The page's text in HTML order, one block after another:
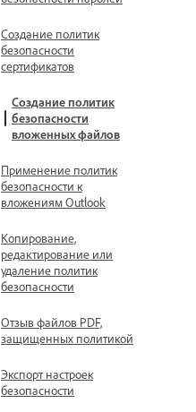
Создание политик
безопасности
сертификатов
Создание политик
безопасности
вложенных файлов
Применение политик
безопасности к
вложениям Outlook
Копирование,
редактирование или
удаление политик
безопасности
Отзыв файлов PDF,
защищенных политикой
Экспорт настроек
безопасности